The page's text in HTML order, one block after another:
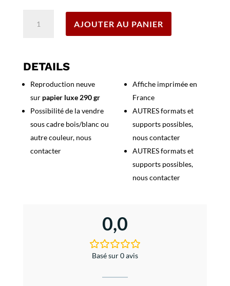
du
et
Vivez
Joyeux
AJOUTER AU PANIER
DETAILS
Reproduction neuve
sur papier luxe 290 gr
Possibilité de la vendre
sous cadre bois/blanc ou
autre couleur, nous
contacter
Affiche imprimée en
France
AUTRES formats et
supports possibles,
nous contacter
AUTRES formats et
supports possibles,
nous contacter
0,0
Basé sur 0 avis